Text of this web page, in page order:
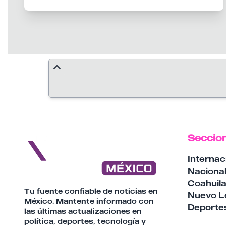
Tu fuente confiable de noticias en
México. Mantente informado con
las últimas actualizaciones en
política, deportes, tecnología y
Nacional
Coahuila
Nuevo